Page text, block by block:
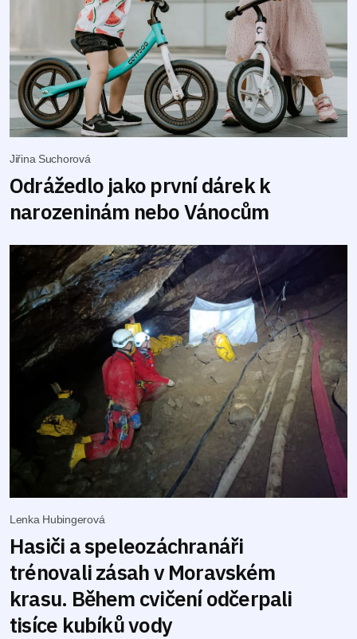
Jiřina Suchorová
Odrážedlo jako první dárek k
narozeninám nebo Vánocům
Lenka Hubingerová
Hasiči a speleozáchranáři
trénovali zásah v Moravském
krasu. Během cvičení odčerpali
tisíce kubíků vody